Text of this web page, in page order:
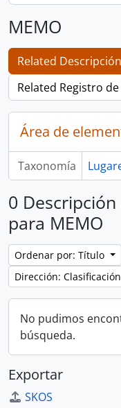
MEMO
Related
Related Registro
Área de
Taxonomía
0
para MEMO
Ordenar por: Título
Dirección:
No pudimos
búsqueda.
Exportar
SKOS